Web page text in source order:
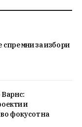
спремни за избори
Варнс:
и
фокусот на